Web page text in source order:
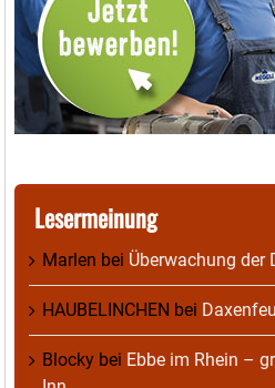
Lesermeinung
Marlen bei Überwachung der
HAUBELINCHEN bei
Blocky bei Ebbe im Rhein –